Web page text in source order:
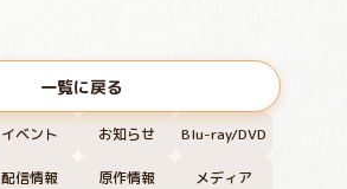
イベント お知らせ Blu-ray/DVD
配信情報 原作情報 メディア
一覧に戻る